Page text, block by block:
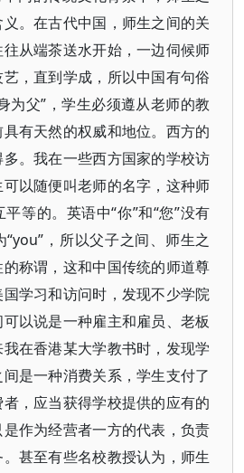
。在古代中国，师生之间的关
从端茶送水开始，一边伺候师
，直到学成，所以中国有句俗
为父”，学生必须遵从老师的教
有天然的权威和地位。西方的
。我在一些西方国家的学校访
以随便叫老师的名字，这种师
等的。英语中“你”和“您”没有
，所以父子之间、师生之
称谓，这和中国传统的师道尊
学习和访问时，发现不少学院
以说是一种雇主和雇员、老板
在香港某大学教书时，发现学
是一种消费关系，学生支付了
，应当获得学校提供的应有的
作为经营者一方的代表，负责
甚至有些名校教授认为，师生